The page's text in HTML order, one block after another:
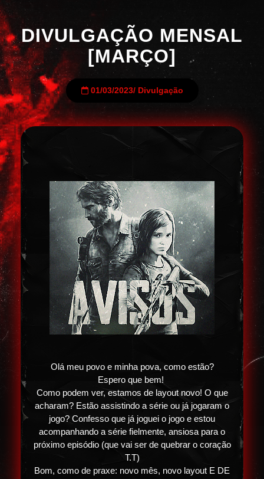
DIVULGAÇÃO MENSAL
[MARÇO]
01/03/2023/ Divulgação
Olá meu povo e minha pova, como estão?
Espero que bem!
Como podem ver, estamos de layout novo! O que
acharam? Estão assistindo a série ou já jogaram o
jogo? Confesso que já joguei o jogo e estou
acompanhando a série fielmente, ansiosa para o
próximo episódio (que vai ser de quebrar o coração
T.T)
Bom, como de praxe: novo mês, novo layout E DE